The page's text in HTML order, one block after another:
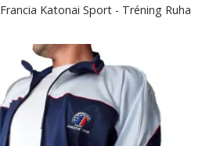
Francia Katonai Sport - Tréning Ruha